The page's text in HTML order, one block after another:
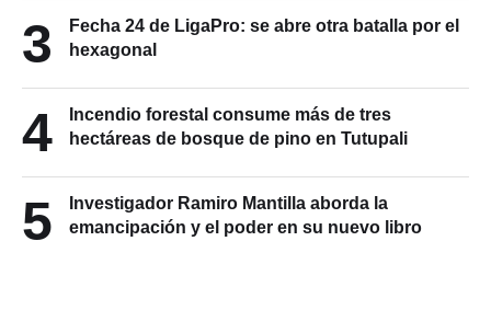
3
Fecha 24 de LigaPro: se abre otra batalla por el
hexagonal
4
Incendio forestal consume más de tres
hectáreas de bosque de pino en Tutupali
5
Investigador Ramiro Mantilla aborda la
emancipación y el poder en su nuevo libro